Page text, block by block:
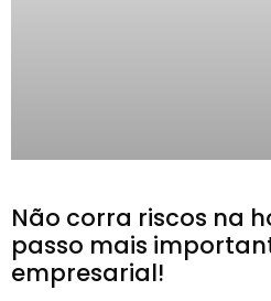
Não corra riscos na
passo mais
empresarial!